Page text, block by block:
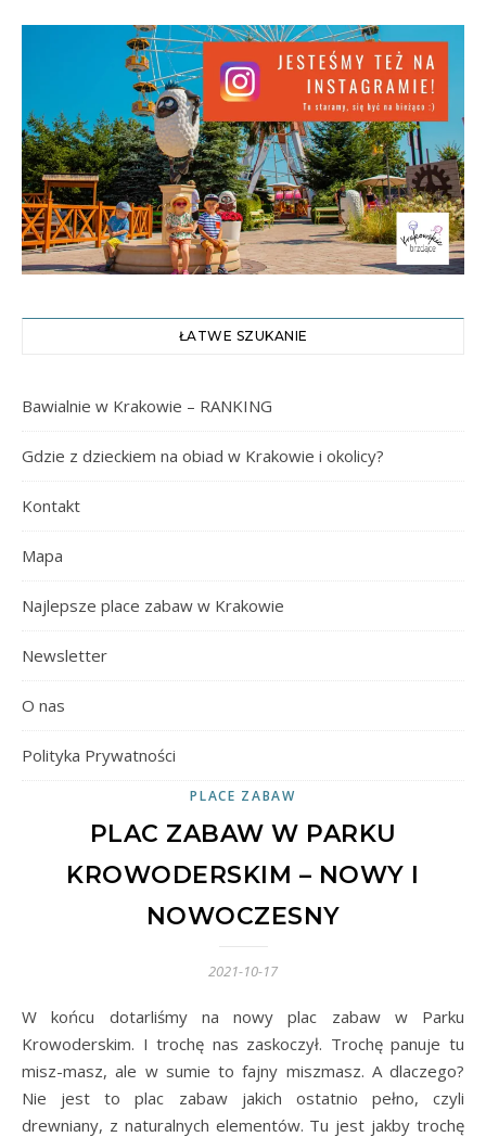
ŁATWE SZUKANIE
Bawialnie w Krakowie – RANKING
Gdzie z dzieckiem na obiad w Krakowie i okolicy?
Kontakt
Mapa
Najlepsze place zabaw w Krakowie
Newsletter
O nas
Polityka Prywatności
PLACE ZABAW
PLAC ZABAW W PARKU
KROWODERSKIM – NOWY I
NOWOCZESNY
2021-10-17
W końcu dotarliśmy na nowy plac zabaw w Parku
Krowoderskim. I trochę nas zaskoczył. Trochę panuje tu
misz-masz, ale w sumie to fajny miszmasz. A dlaczego?
Nie jest to plac zabaw jakich ostatnio pełno, czyli
drewniany, z naturalnych elementów. Tu jest jakby trochę